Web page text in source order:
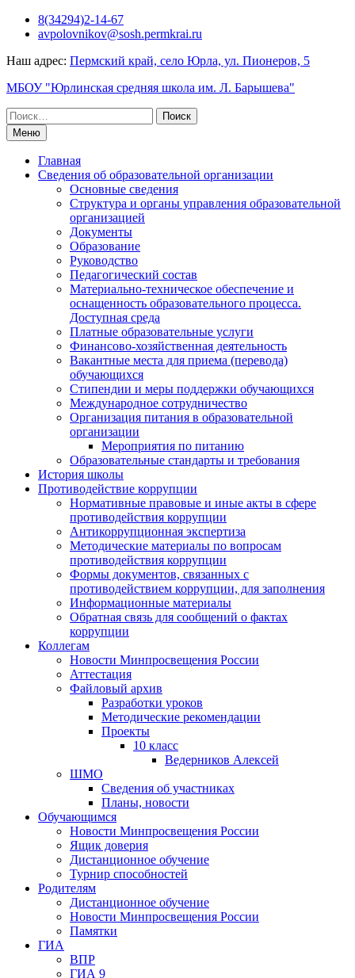
Перейти8(34294)2-14-67
avpolovnikov@sosh.permkrai.ru
Наш адрес: Пермский край, село Юрла, ул. Пионеров, 5
МБОУ "Юрлинская средняя школа им. Л. Барышева"
Поиск
по:Меню
Главная
Сведения об образовательной организации
Основные сведения
Структура и органы управления образовательной
организацией
Документы
Образование
Руководство
Педагогический состав
Материально-техническое обеспечение и
оснащенность образовательного процесса.
Доступная среда
Платные образовательные услуги
Финансово-хозяйственная деятельность
Вакантные места для приема (перевода)
обучающихся
Стипендии и меры поддержки обучающихся
Международное сотрудничество
Организация питания в образовательной
организации
Мероприятия по питанию
Образовательные стандарты и требования
История школы
Противодействие коррупции
Нормативные правовые и иные акты в сфере
противодействия коррупции
Антикоррупционная экспертиза
Методические материалы по вопросам
противодействия коррупции
Формы документов, связанных с
противодействием коррупции, для заполнения
Информационные материалы
Обратная связь для сообщений о фактах
коррупции
Коллегам
Новости Минпросвещения России
Аттестация
Файловый архив
Разработки уроков
Методические рекомендации
Проекты
10 класс
Ведерников Алексей
ШМО
Сведения об участниках
Планы, новости
Обучающимся
Новости Минпросвещения России
Ящик доверия
Дистанционное обучение
Турнир способностей
Родителям
Дистанционное обучение
Новости Минпросвещения России
Памятки
ГИА
ВПР
ГИА 9